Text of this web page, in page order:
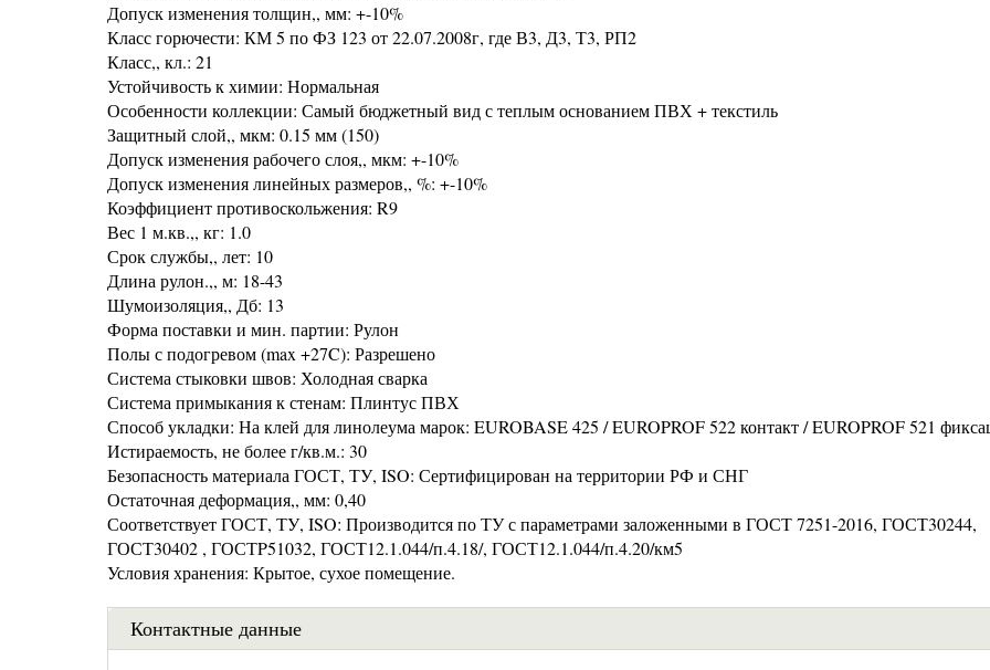
Допуск изменения толщин,, мм: +-10%
Класс горючести: КМ 5 по ФЗ 123 от 22.07.2008г, где В3, Д3, Т3, РП2
Класс,, кл.: 21
Устойчивость к химии: Нормальная
Особенности коллекции: Самый бюджетный вид с теплым основанием ПВХ + текстиль
Защитный слой,, мкм: 0.15 мм (150)
Допуск изменения рабочего слоя,, мкм: +-10%
Допуск изменения линейных размеров,, %: +-10%
Коэффициент противоскольжения: R9
Вес 1 м.кв.,, кг: 1.0
Срок службы,, лет: 10
Длина рулон.,, м: 18-43
Шумоизоляция,, Дб: 13
Форма поставки и мин. партии: Рулон
Полы с подогревом (max +27C): Разрешено
Система стыковки швов: Холодная сварка
Система примыкания к стенам: Плинтус ПВХ
Способ укладки: На клей для линолеума марок: EUROBASE 425 / EUROPROF 522 контакт / EUROPROF 521
Истираемость, не более г/кв.м.: 30
Безопасность материала ГОСТ, ТУ, ISO: Сертифицирован на территории РФ и СНГ
Остаточная деформация,, мм: 0,40
Соответствует ГОСТ, ТУ, ISO: Производится по ТУ с параметрами заложенными в ГОСТ 7251-2016, ГОСТ30244,
ГОСТ30402 , ГОСТP51032, ГОСТ12.1.044/п.4.18/, ГОСТ12.1.044/п.4.20/км5
Условия хранения: Крытое, сухое помещение.
Контактные данные